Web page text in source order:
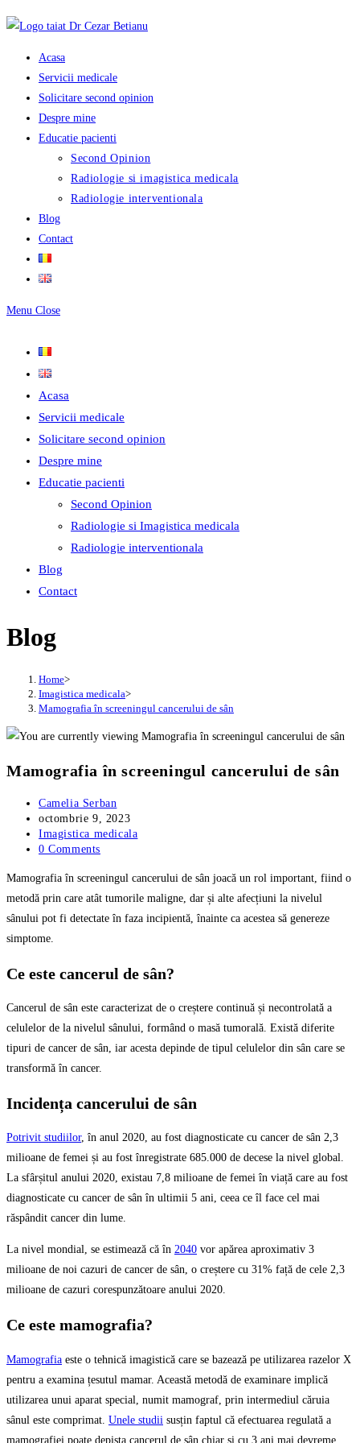
Skip
content Acasa
Servicii medicale
Solicitare second opinion
Despre mine
Educatie pacienti
Second Opinion
Radiologie si imagistica medicala
Radiologie interventionala
Blog
Contact
Menu Close
Acasa
Servicii medicale
Solicitare second opinion
Despre mine
Educatie pacienti
Second Opinion
Radiologie si Imagistica medicala
Radiologie interventionala
Blog
Contact
Blog
Home>
Imagistica medicala>
Mamografia în screeningul cancerului de sân
Mamografia în screeningul cancerului de sân
Post
author:
Camelia Serban
Post
published:
octombrie 9, 2023
Post
category:
Imagistica medicala
Post
0 Comments
Mamografia în screeningul cancerului de sân joacă un rol important, fiind o
metodă prin care atât tumorile maligne, dar și alte afecțiuni la nivelul
sânului pot fi detectate în faza incipientă, înainte ca acestea să genereze
simptome.
Ce este cancerul de sân?
Cancerul de sân este caracterizat de o creștere continuă și necontrolată a
celulelor de la nivelul sânului, formând o masă tumorală. Există diferite
tipuri de cancer de sân, iar acesta depinde de tipul celulelor din sân care se
transformă în cancer.
Incidența cancerului de sân
Potrivit studiilor, în anul 2020, au fost diagnosticate cu cancer de sân 2,3
milioane de femei și au fost înregistrate 685.000 de decese la nivel global.
La sfârșitul anului 2020, existau 7,8 milioane de femei în viață care au fost
diagnosticate cu cancer de sân în ultimii 5 ani, ceea ce îl face cel mai
răspândit cancer din lume.
La nivel mondial, se estimează că în 2040 vor apărea aproximativ 3
milioane de noi cazuri de cancer de sân, o creștere cu 31% față de cele 2,3
milioane de cazuri corespunzătoare anului 2020.
Ce este mamografia?
Mamografia este o tehnică imagistică care se bazează pe utilizarea razelor X
pentru a examina țesutul mamar. Această metodă de examinare implică
utilizarea unui aparat special, numit mamograf, prin intermediul căruia
sânul este comprimat. Unele studii susțin faptul că efectuarea regulată a
mamografiei poate depista cancerul de sân chiar și cu 3 ani mai devreme.